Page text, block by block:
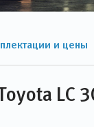
и цены
LC